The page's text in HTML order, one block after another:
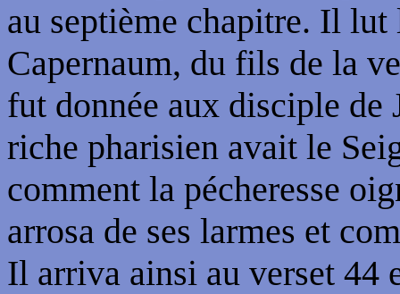
au septième chapitre. Il
Capernaum, du fils de la
fut donnée aux disciple de
riche pharisien avait le
comment la pécheresse
arrosa de ses larmes et
Il arriva ainsi au verset 44